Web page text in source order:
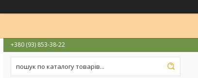
+380 (93) 853-38-22